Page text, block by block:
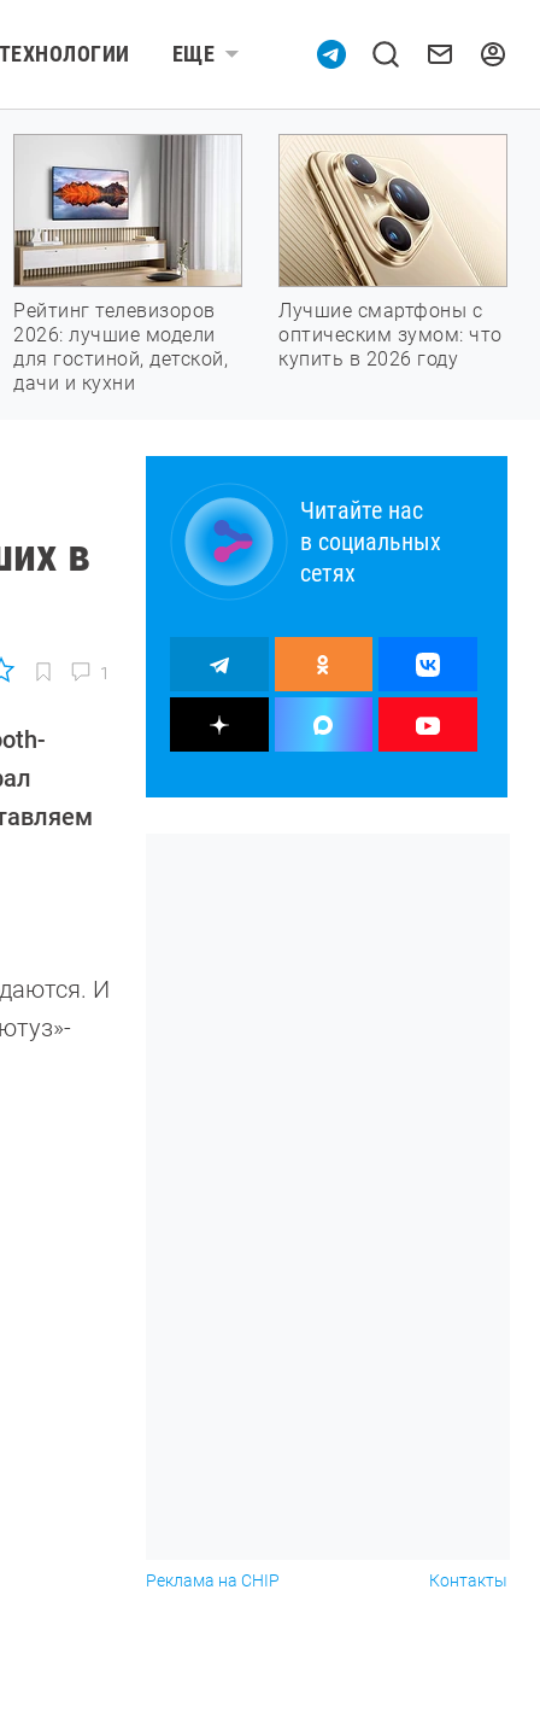
ТЕХНОЛОГИИ ЕЩЕ
Рейтинг телевизоров
2026: лучшие модели
для гостиной, детской,
дачи и кухни
Лучшие смартфоны с
оптическим зумом: что
купить в 2026 году
в
1
И
Читайте нас
в социальных
сетях
Реклама на CHIP Контакты